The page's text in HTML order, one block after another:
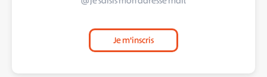
Je m'inscris